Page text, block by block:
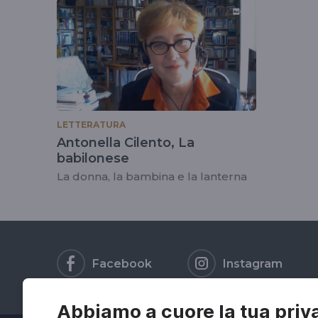
Abbiamo a cuore la tua
tag
#henrylayard
LETTERATURA
Antonella Cilento, La
babilonese
La donna, la bambina e la lanterna
Facebook Instagram